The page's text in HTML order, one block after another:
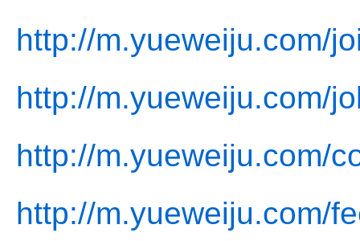
http://m.yueweiju.com/
http://m.yueweiju.com/
http://m.yueweiju.com/
http://m.yueweiju.com/